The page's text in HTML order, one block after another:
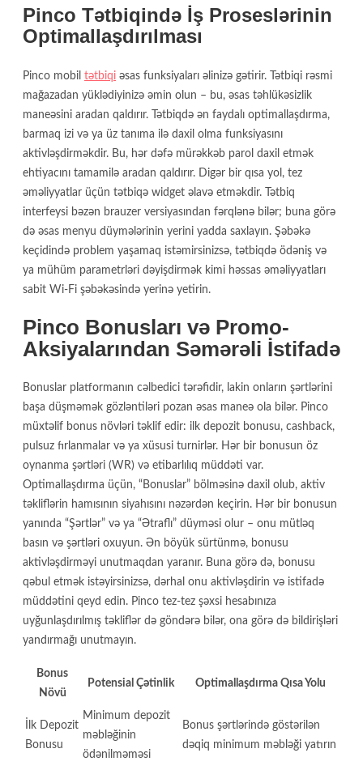
Pinco Tətbiqində İş Proseslərinin
Optimallaşdırılması
Pinco mobil tətbiqi əsas funksiyaları əlinizə gətirir. Tətbiqi rəsmi
mağazadan yüklədiyinizə əmin olun – bu, əsas təhlükəsizlik
maneəsini aradan qaldırır. Tətbiqdə ən faydalı optimallaşdırma,
barmaq izi və ya üz tanıma ilə daxil olma funksiyasını
aktivləşdirməkdir. Bu, hər dəfə mürəkkəb parol daxil etmək
ehtiyacını tamamilə aradan qaldırır. Digər bir qısa yol, tez
əməliyyatlar üçün tətbiqə widget əlavə etməkdir. Tətbiq
interfeysi bəzən brauzer versiyasından fərqlənə bilər; buna görə
də əsas menyu düymələrinin yerini yadda saxlayın. Şəbəkə
keçidində problem yaşamaq istəmirsinizsə, tətbiqdə ödəniş və
ya mühüm parametrləri dəyişdirmək kimi həssas əməliyyatları
sabit Wi-Fi şəbəkəsində yerinə yetirin.
Pinco Bonusları və Promo-
Aksiyalarından Səmərəli İstifadə
Bonuslar platformanın cəlbedici tərəfidir, lakin onların şərtlərini
başa düşməmək gözləntiləri pozan əsas maneə ola bilər. Pinco
müxtəlif bonus növləri təklif edir: ilk depozit bonusu, cashback,
pulsuz fırlanmalar və ya xüsusi turnirlər. Hər bir bonusun öz
oynanma şərtləri (WR) və etibarlılıq müddəti var.
Optimallaşdırma üçün, “Bonuslar” bölməsinə daxil olub, aktiv
təkliflərin hamısının siyahısını nəzərdən keçirin. Hər bir bonusun
yanında “Şərtlər” və ya “Ətraflı” düyməsi olur – onu mütləq
basın və şərtləri oxuyun. Ən böyük sürtünmə, bonusu
aktivləşdirməyi unutmaqdan yaranır. Buna görə də, bonusu
qəbul etmək istəyirsinizsə, dərhal onu aktivləşdirin və istifadə
müddətini qeyd edin. Pinco tez-tez şəxsi hesabınıza
uyğunlaşdırılmış təkliflər də göndərə bilər, ona görə də bildirişləri
yandırmağı unutmayın.
Bonus
Növü
Potensial Çətinlik Optimallaşdırma Qısa Yolu
İlk Depozit
Bonusu
Minimum depozit
məbləğinin
ödənilməməsi
Bonus şərtlərində göstərilən
dəqiq minimum məbləği yatırın